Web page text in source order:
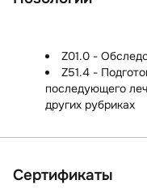
Z01.0 -
Z51.4 -
последующего
других рубриках
Сертификаты